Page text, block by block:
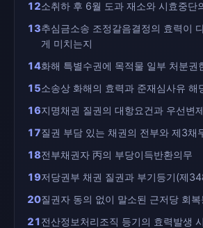
12소취하 후 6월 도과 재소와 시효중단
13추심금소송 조정갈음결정의 효력이
게 미치는지
14화해 특별수권에 목적물 일부 처분권
15소송상 화해의 효력과 준재심사유 해
16지명채권 질권의 대항요건과 우선변
17질권 부담 있는 채권의 전부와 제3채
18전부채권자 丙의 부당이득반환의무
19저당권부 채권 질권과 부기등기(제
20질권자 동의 없이 말소된 근저당 회
21전산정보처리조직 등기의 효력발생